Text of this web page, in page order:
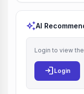
auto_awesomeAI
Login to view
login Login